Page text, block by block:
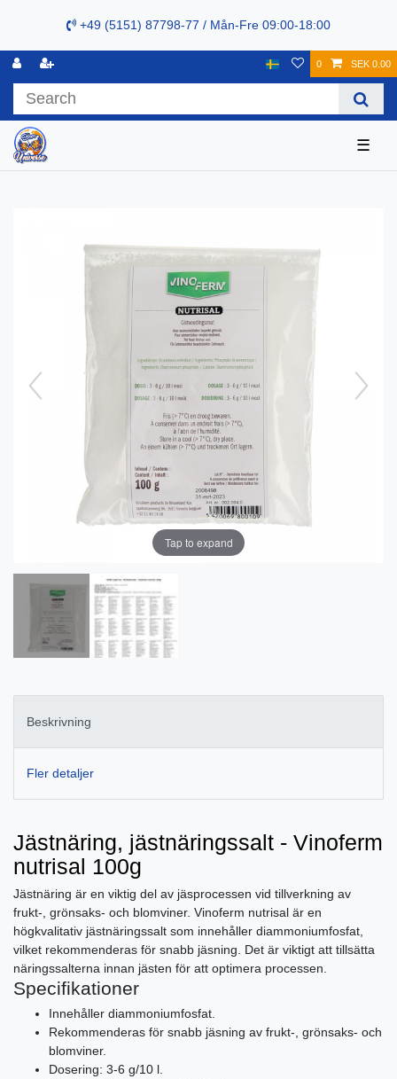
+49 (5151) 87798-77 / Mån-Fre 09:00-18:00
0 SEK 0.00
☰
Tap to expand
Beskrivning
Fler detaljer
Jästnäring, jästnäringssalt - Vinoferm
nutrisal 100g
Jästnäring är en viktig del av jäsprocessen vid tillverkning av
frukt-, grönsaks- och blomviner. Vinoferm nutrisal är en
högkvalitativ jästnäringssalt som innehåller diammoniumfosfat,
vilket rekommenderas för snabb jäsning. Det är viktigt att tillsätta
näringssalterna innan jästen för att optimera processen.
Specifikationer
Innehåller diammoniumfosfat.
Rekommenderas för snabb jäsning av frukt-, grönsaks- och
blomviner.
Dosering: 3-6 g/10 l.